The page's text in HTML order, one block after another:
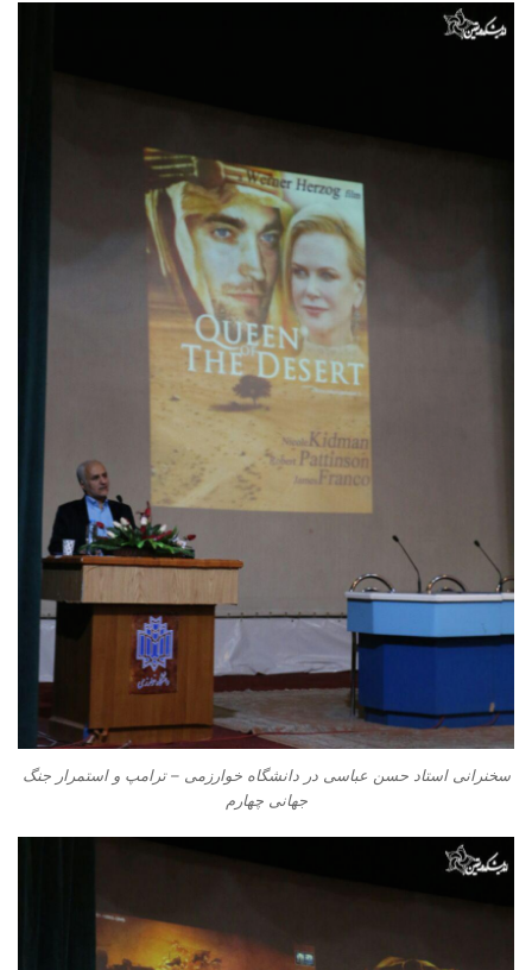
سخنرانی استاد حسن عباسی در دانشگاه خوارزمی – ترامپ و استمرار جنگ
جهانی چهارم